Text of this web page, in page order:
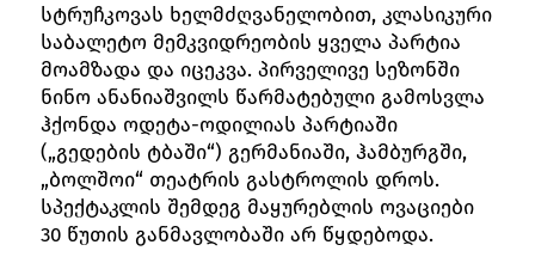
სტრუჩკოვას ხელმძღვანელობით, კლასიკური
საბალეტო მემკვიდრეობის ყველა პარტია
მოამზადა და იცეკვა. პირველივე სეზონში
ნინო ანანიაშვილს წარმატებული გამოსვლა
ჰქონდა ოდეტა-ოდილიას პარტიაში
(„გედების ტბაში“) გერმანიაში, ჰამბურგში,
„ბოლშოი“ თეატრის გასტროლის დროს.
სპექტაკლის შემდეგ მაყურებლის ოვაციები
30 წუთის განმავლობაში არ წყდებოდა.